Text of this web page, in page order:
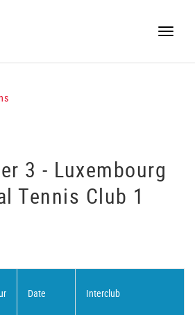
Toggle
3 - Luxembourg
Tennis Club 1
Date Interclub